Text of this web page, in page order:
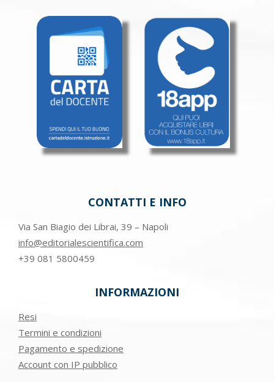
CONTATTI E INFO
Via San Biagio dei Librai, 39 – Napoli
info@editorialescientifica.com
+39 081 5800459
INFORMAZIONI
Resi
Termini e condizioni
Pagamento e spedizione
Account con IP pubblico